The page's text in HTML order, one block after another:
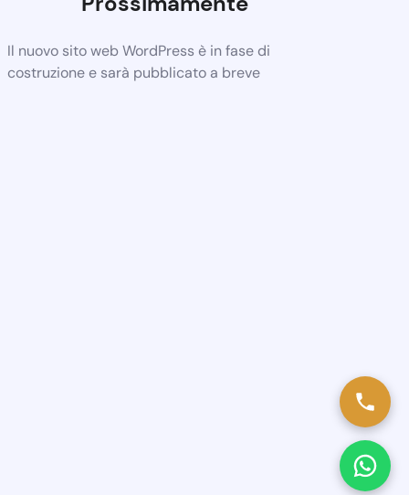
Il nuovo sito web WordPress è in fase di
costruzione e sarà pubblicato a breve